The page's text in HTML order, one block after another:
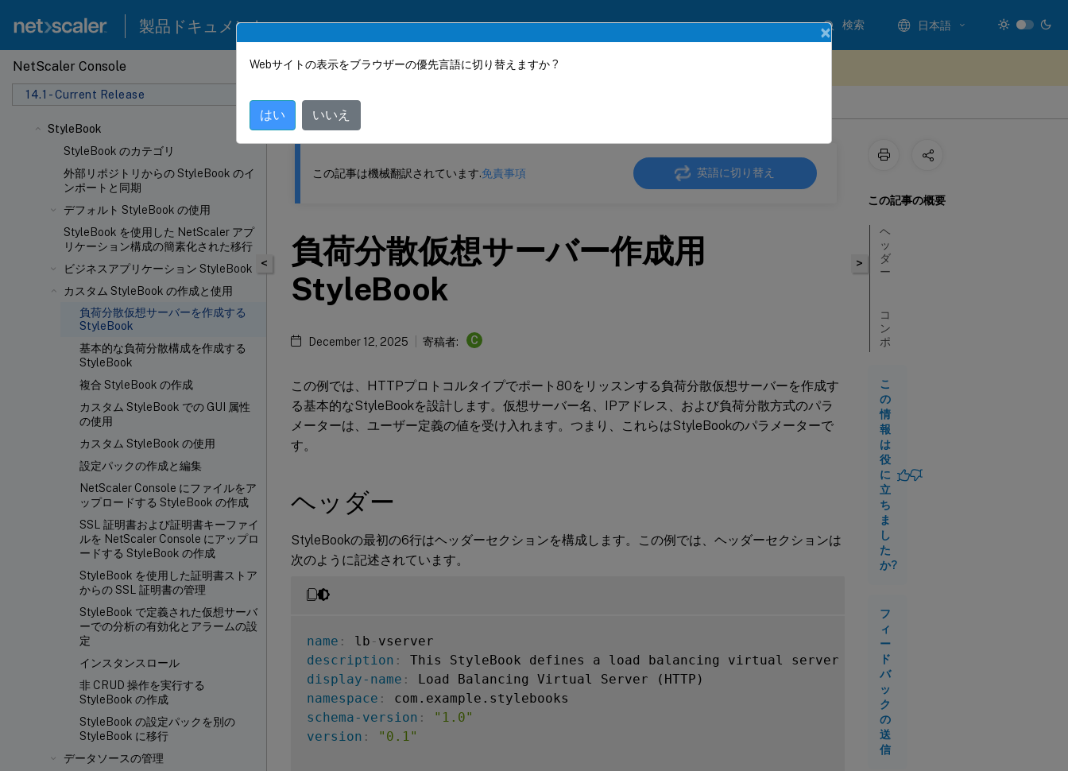
製品ドキュメント 検索 日本語
NetScaler Console
14.1 - Current Release
StyleBook
StyleBook のカテゴリ
外部リポジトリからの StyleBook のイ
ンポートと同期
デフォルト StyleBook の使用
StyleBook を使用した NetScaler アプ
リケーション構成の簡素化された移行
ビジネスアプリケーション StyleBook
カスタム StyleBook の作成と使用
負荷分散仮想サーバーを作成する
StyleBook
基本的な負荷分散構成を作成する
StyleBook
複合 StyleBook の作成
カスタム StyleBook での GUI 属性
の使用
カスタム StyleBook の使用
設定パックの作成と編集
NetScaler Console にファイルをア
ップロードする StyleBook の作成
SSL 証明書および証明書キーファイ
ルを NetScaler Console にアップロ
ードする StyleBook の作成
StyleBook を使用した証明書ストア
からの SSL 証明書の管理
StyleBook で定義された仮想サーバ
ーでの分析の有効化とアラームの設
定
インスタンスロール
非 CRUD 操作を実行する
StyleBook の作成
StyleBook の設定パックを別の
StyleBook に移行
データソースの管理
このコンテンツは動的に機械翻訳されています。
NetScaler
<
この記事は機械翻訳されています.免責事項 英語に切り替え
負荷分散仮想サーバー作成用
StyleBook
December 12, 2025 寄稿者: C
この例では、HTTPプロトコルタイプでポート80をリッスンする負荷分散仮想サーバーを作成す
る基本的なStyleBookを設計します。仮想サーバー名、IPアドレス、および負荷分散方式のパラ
メーターは、ユーザー定義の値を受け入れます。つまり、これらはStyleBookのパラメーターで
す。
ヘッダー
StyleBookの最初の6行はヘッダーセクションを構成します。この例では、ヘッダーセクションは
次のように記述されています。
name : lb -
description :
display-name :
namespace :
schema-version :
"1.0"
version : "0.1"
>
この記事の概要
ヘ
ッ
ダ
ー
コ
ン
ポ
ン
ト
StyleBook
の構築
こ
の
情
報
は
役
に
立
ち
ま
し
た
か?
フ
ィ
ー
ド
バ
ッ
ク
の
送
信
×
Webサイトの表示をブラウザーの優先言語に切り替えますか ?
はい いいえ